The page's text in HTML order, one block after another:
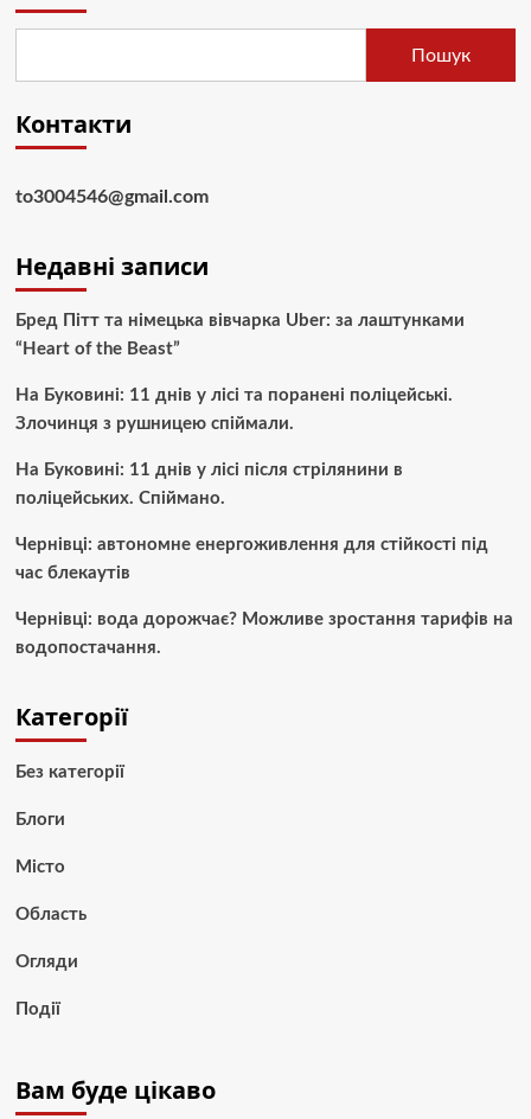
Пошук
Контакти
to3004546@gmail.com
Недавні записи
Бред Пітт та німецька вівчарка Uber: за лаштунками
“Heart of the Beast”
На Буковині: 11 днів у лісі та поранені поліцейські.
Злочинця з рушницею спіймали.
На Буковині: 11 днів у лісі після стрілянини в
поліцейських. Спіймано.
Чернівці: автономне енергоживлення для стійкості під
час блекаутів
Чернівці: вода дорожчає? Можливе зростання тарифів на
водопостачання.
Категорії
Без категорії
Блоги
Місто
Область
Огляди
Події
Вам буде цікаво